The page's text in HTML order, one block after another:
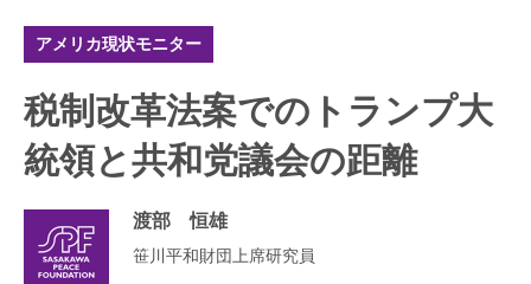
アメリカ現状モニター
税制改革法案でのトランプ大
統領と共和党議会の距離
渡部 恒雄
笹川平和財団上席研究員